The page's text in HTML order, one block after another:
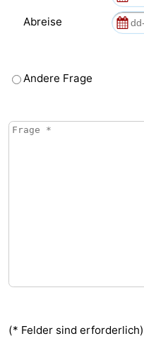
Abreise
Andere Frage
(* Felder sind erforderlich)